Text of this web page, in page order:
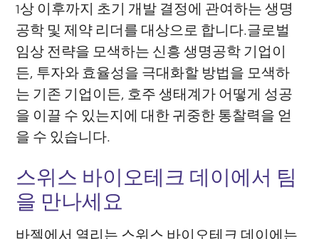
1상 이후까지 초기 개발 결정에 관여하는 생명
공학 및 제약 리더를 대상으로 합니다.글로벌
임상 전략을 모색하는 신흥 생명공학 기업이
든, 투자와 효율성을 극대화할 방법을 모색하
는 기존 기업이든, 호주 생태계가 어떻게 성공
을 이끌 수 있는지에 대한 귀중한 통찰력을 얻
을 수 있습니다.
스위스 바이오테크 데이에서 팀
을 만나세요
바젤에서 열리는 스위스 바이오테크 데이에는